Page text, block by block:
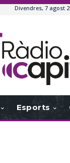
Divendres, 7 agost
Esports